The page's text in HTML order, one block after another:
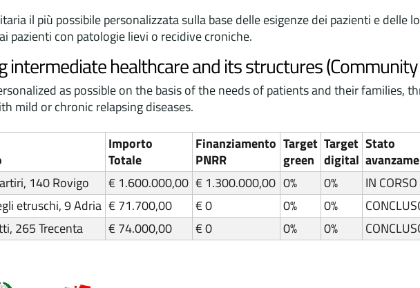
il più possibile personalizzata sulla base delle esigenze dei pazienti e delle
pazienti con patologie lievi o recidive croniche.
intermediate healthcare and its structures
as possible on the basis of the needs of patients and their families,
mild or chronic relapsing diseases.
Importo
Totale
Finanziamento
PNRR
Target
green
Target
digital
Stato
140 Rovigo € 1.600.000,00 € 1.300.000,00 0% 0% IN CORSO
etruschi, 9 Adria € 71.700,00 € 0 0% 0%
265 Trecenta € 74.000,00 € 0 0% 0%